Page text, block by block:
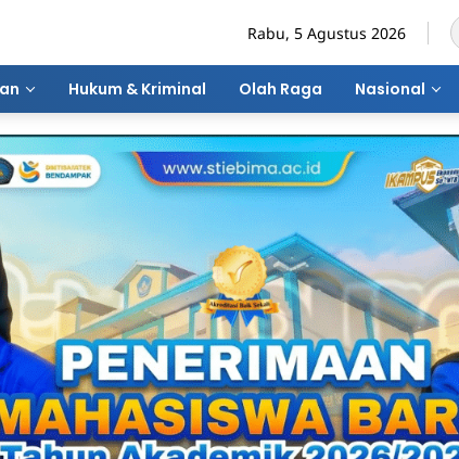
Rabu, 5 Agustus 2026
Hukum & Kriminal Olah Raga Nasional